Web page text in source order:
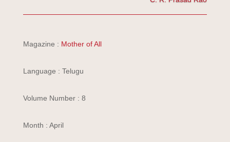
Magazine : Mother of All
Language : Telugu
Volume Number : 8
Month : April